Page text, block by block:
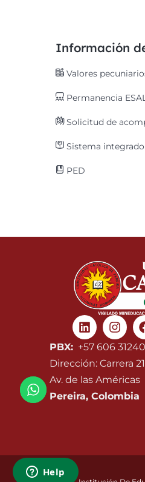
Información
Valores
Permanencia
Solicitud de
Sistema
PED
Linkedin
PBX: +57 606
Dirección: Carrera
Av. de las Américas
Pereira, Colombia